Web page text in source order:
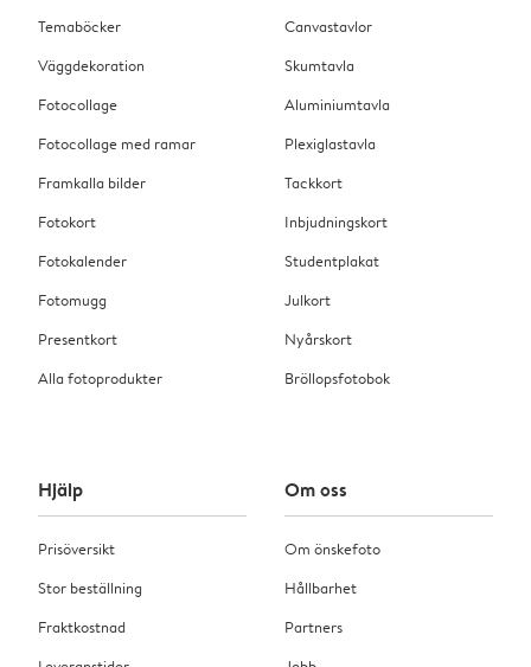
Temaböcker
Väggdekoration
Fotocollage
Fotocollage med ramar
Framkalla bilder
Fotokort
Fotokalender
Fotomugg
Presentkort
Alla fotoprodukter
Canvastavlor
Skumtavla
Aluminiumtavla
Plexiglastavla
Tackkort
Inbjudningskort
Studentplakat
Julkort
Nyårskort
Bröllopsfotobok
Hjälp
Prisöversikt
Stor beställning
Fraktkostnad
Om oss
Om önskefoto
Hållbarhet
Partners